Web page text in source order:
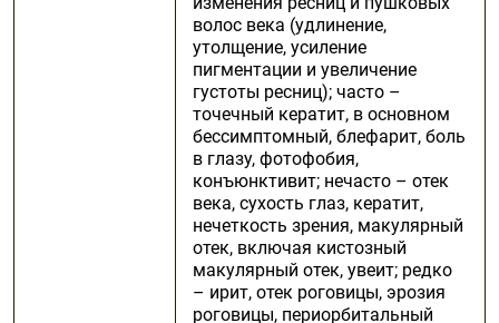
волос века (удлинение,
утолщение, усиление
пигментации и увеличение
густоты ресниц); часто –
точечный кератит, в основном
бессимптомный, блефарит, боль
в глазу, фотофобия,
конъюнктивит; нечасто – отек
века, сухость глаз, кератит,
нечеткость зрения, макулярный
отек, включая кистозный
макулярный отек, увеит; редко
– ирит, отек роговицы, эрозия
роговицы, периорбитальный